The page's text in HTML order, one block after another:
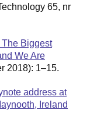
65, nr
Biggest
We Are
2018): 1–15.
address at
Ireland